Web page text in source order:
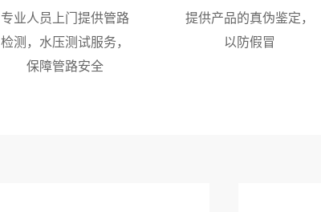
专业人员上门提供管路
检测，水压测试服务，
保障管路安全
提供产品的真伪鉴定，
以防假冒